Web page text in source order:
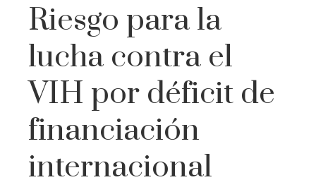
Riesgo para la
lucha contra el
VIH por déficit de
financiación
internacional